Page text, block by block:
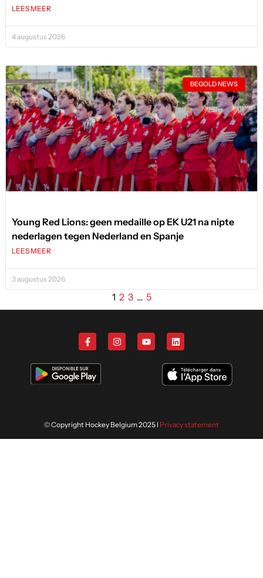
LEES MEER
4 augustus 2026
BEGOLD NEWS
Young Red Lions: geen medaille op EK U21 na nipte
nederlagen tegen Nederland en Spanje
LEES MEER
3 augustus 2026
1 2 3 … 5
© Copyright Hockey Belgium 2025 I Privacy statement